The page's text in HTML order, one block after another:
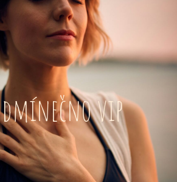
vip